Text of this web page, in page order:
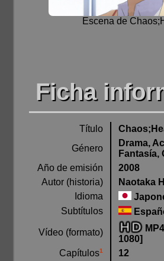
Escena de
Ficha
Título
Género
Drama,
Fantasía,
Año de emisión
2008
Autor (historia)
Naotaka
Idioma
Subtítulos
Vídeo (formato)
1080]
Capítulos1
12